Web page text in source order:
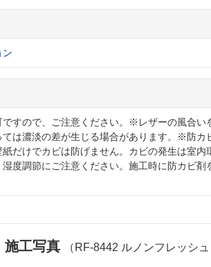
ン
すので、ご注意ください。※レザーの風合い
は濃淡の差が生じる場合があります。※防カ
紙だけでカビは防げません。カビの発生は室内
度調節にご注意ください。施工時に防カビ剤
施工写真 （RF-8442 ルノンフレッシ